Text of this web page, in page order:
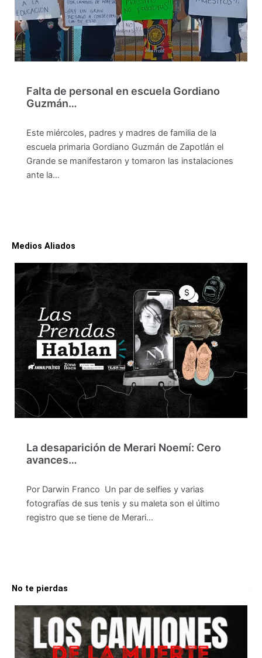
Falta de personal en escuela Gordiano
Guzmán…
Este miércoles, padres y madres de familia de la
escuela primaria Gordiano Guzmán de Zapotlán el
Grande se manifestaron y tomaron las instalaciones
ante la…
Medios Aliados
La desaparición de Merari Noemí: Cero
avances…
Por Darwin Franco Un par de selfies y varias
fotografías de sus tenis y su maleta son el último
registro que se tiene de Merari…
No te pierdas